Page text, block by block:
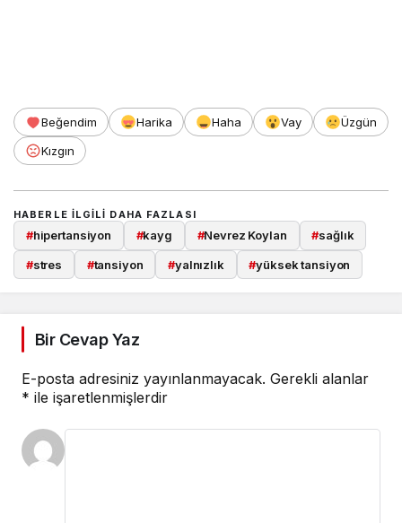
Beğendim Harika Haha Vay
Üzgün
Kızgın
HABERLE ILGILI DAHA FAZLASI
#hipertansiyon #kayg #Nevrez Koylan #sağlık
#stres #tansiyon #yalnızlık #yüksek tansiyon
Bir Cevap Yaz
E-posta adresiniz yayınlanmayacak. Gerekli alanlar
* ile işaretlenmişlerdir